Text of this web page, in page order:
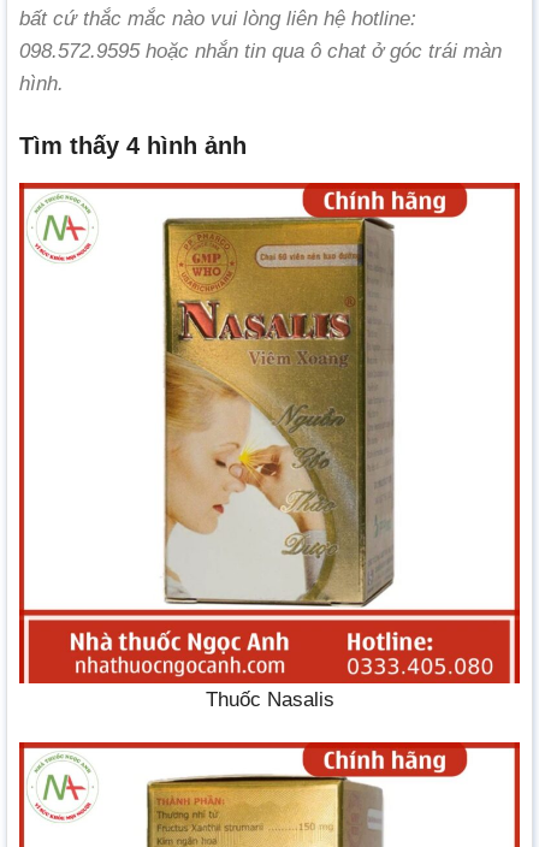
bất cứ thắc mắc nào vui lòng liên hệ hotline:
098.572.9595 hoặc nhắn tin qua ô chat ở góc trái màn
hình.
Tìm thấy 4 hình ảnh
Thuốc Nasalis